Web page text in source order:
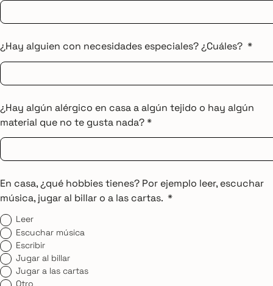
¿Hay alguien con necesidades especiales? ¿Cuáles? *
¿Hay algún alérgico en casa a algún tejido o hay algún
material que no te gusta nada? *
En casa, ¿qué hobbies tienes? Por ejemplo leer, escuchar
música, jugar al billar o a las cartas. *
Leer
Escuchar música
Escribir
Jugar al billar
Jugar a las cartas
Otro